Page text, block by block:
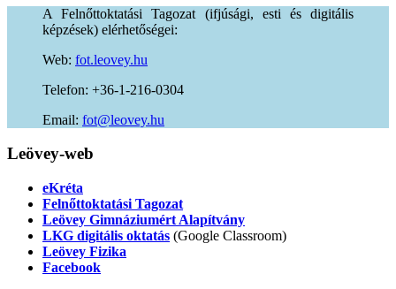
A Felnőttoktatási Tagozat (ifjúsági, esti és digitális
képzések) elérhetőségei:
Web: fot.leovey.hu
Telefon: +36-1-216-0304
Email:
uh.yevoel@t
of
Leövey-web
eKréta
Felnőttoktatási Tagozat
Leövey Gimnáziumért Alapítvány
LKG digitális oktatás (Google Classroom)
Leövey Fizika
Facebook